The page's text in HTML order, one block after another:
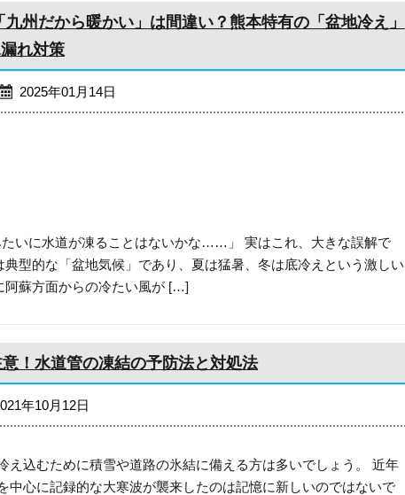
九州だから暖かい」は間違い？熊本特有の「盆地冷え」
れ対策
2025年01月14日
たいに水道が凍ることはないかな……」 実はこれ、大きな誤解で
型的な「盆地気候」であり、夏は猛暑、冬は底冷えという激しい
阿蘇方面からの冷たい風が […]
！水道管の凍結の予防法と対処法
年10月12日
え込むために積雪や道路の氷結に備える方は多いでしょう。 近年
中心に記録的な大寒波が襲来したのは記憶に新しいのではないで